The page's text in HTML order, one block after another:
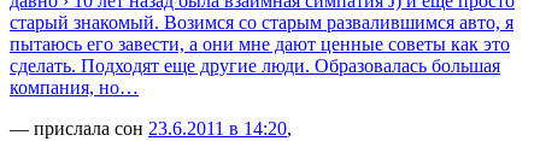
старый знакомый. Возимся со старым развалившимся авто, я
пытаюсь его завести, а они мне дают ценные советы как это
сделать. Подходят еще другие люди. Образовалась большая
компания, но…
— прислала сон 23.6.2011 в 14:20,